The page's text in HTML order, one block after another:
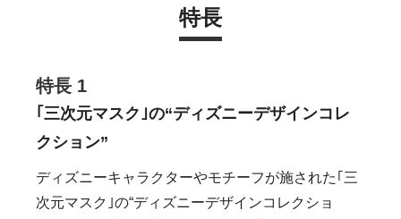
特長
特長 1
｢三次元マスク｣の“ディズニーデザインコレ
クション”
ディズニーキャラクターやモチーフが施された｢三
次元マスク｣の“ディズニーデザインコレクショ